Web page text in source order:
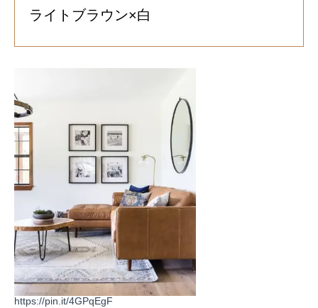
ライトブラウン×白
https://pin.it/4GPqEgF